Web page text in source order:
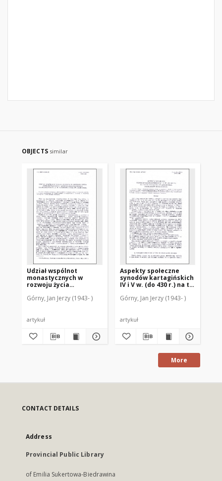
OBJECTS similar
Udział wspólnot
monastycznych w
rozwoju życia
ascetycznego Kościoła
Hieronima
Górny, Jan Jerzy (1943- )
artykuł
Aspekty społeczne
synodów kartagińskich
IV i V w. (do 430 r.) na tle
Płn. problemów
Górny, Jan Jerzy (1943- )
artykuł
More
CONTACT DETAILS
Address
Provincial Public Library
of Emilia Sukertowa-Biedrawina